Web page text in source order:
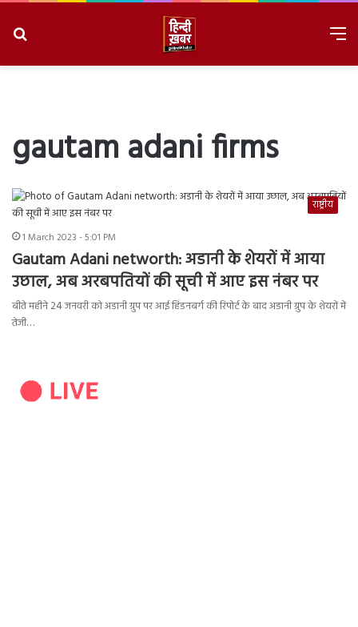
gautam adani firms
राष्ट्रीय
1 March 2023 - 5:01 PM
Gautam Adani networth: अडानी के शेयरों में आया
उछाल, अब अरबपतियों की सूची में आए इस नंबर पर
बीते महीने 24 जनवरी को अडानी ग्रुप पर आई हिंडनबर्ग की रिपोर्ट के बाद अडानी ग्रुप के शेयरों में
तेजी…